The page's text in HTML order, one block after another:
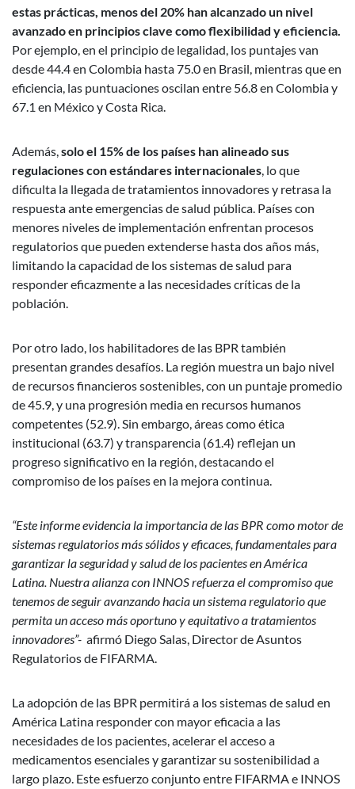
estas prácticas, menos del 20% han alcanzado un nivel
avanzado en principios clave como flexibilidad y eficiencia.
Por ejemplo, en el principio de legalidad, los puntajes van
desde 44.4 en Colombia hasta 75.0 en Brasil, mientras que en
eficiencia, las puntuaciones oscilan entre 56.8 en Colombia y
67.1 en México y Costa Rica.
Además,solo el 15% de los países han alineado sus
regulaciones con estándares internacionales, lo que
dificulta la llegada de tratamientos innovadores y retrasa la
respuesta ante emergencias de salud pública. Países con
menores niveles de implementación enfrentan procesos
regulatorios que pueden extenderse hasta dos años más,
limitando la capacidad de los sistemas de salud para
responder eficazmente a las necesidades críticas de la
población.
Por otro lado, los habilitadores de las BPR también
presentan grandes desafíos. La región muestra un bajo nivel
de recursos financieros sostenibles, con un puntaje promedio
de 45.9, y una progresión media en recursos humanos
competentes (52.9). Sin embargo, áreas como ética
institucional (63.7) y transparencia (61.4) reflejan un
progreso significativo en la región, destacando el
compromiso de los países en la mejora continua.
“Este informe evidencia la importancia de las BPR como motor de
sistemas regulatorios más sólidos y eficaces, fundamentales para
garantizar la seguridad y salud de los pacientes en América
Latina. Nuestra alianza con INNOS refuerza el compromiso que
tenemos de seguir avanzando hacia un sistema regulatorio que
permita un acceso más oportuno y equitativo a tratamientos
innovadores”- afirmó Diego Salas, Director de Asuntos
Regulatorios de FIFARMA.
La adopción de las BPR permitirá a los sistemas de salud en
América Latina responder con mayor eficacia a las
necesidades de los pacientes, acelerar el acceso a
medicamentos esenciales y garantizar su sostenibilidad a
largo plazo. Este esfuerzo conjunto entre FIFARMA e INNOS